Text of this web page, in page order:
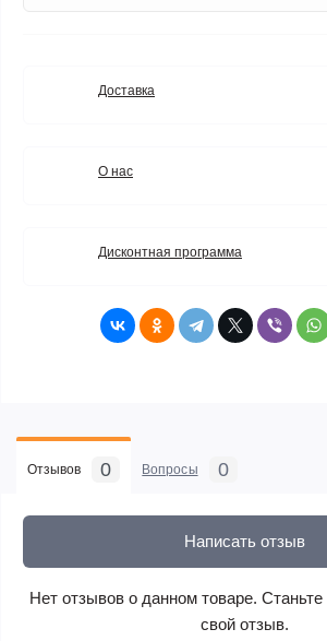
Доставка
О нас
Дисконтная программа
Отзывов 0 Вопросы 0
Написать отзыв
Нет отзывов о данном товаре.
свой отзыв.